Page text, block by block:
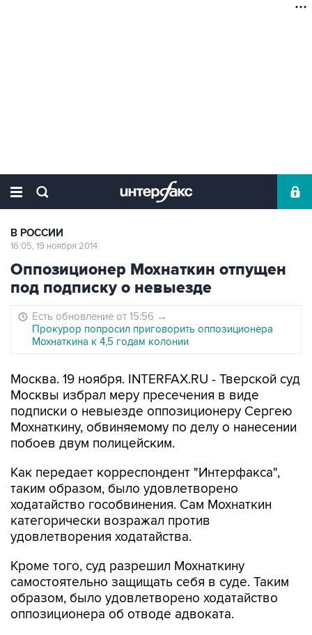
В РОССИИ
16:05, 19 ноября 2014
Оппозиционер Мохнаткин отпущен
под подписку о невыезде
Есть обновление от 15:56 →
Прокурор попросил приговорить оппозиционера
Мохнаткина к 4,5 годам колонии
Москва. 19 ноября. INTERFAX.RU - Тверской суд
Москвы избрал меру пресечения в виде
подписки о невыезде оппозиционеру Сергею
Мохнаткину, обвиняемому по делу о нанесении
побоев двум полицейским.
Как передает корреспондент "Интерфакса",
таким образом, было удовлетворено
ходатайство гособвинения. Сам Мохнаткин
категорически возражал против
удовлетворения ходатайства.
Кроме того, суд разрешил Мохнаткину
самостоятельно защищать себя в суде. Таким
образом, было удовлетворено ходатайство
оппозиционера об отводе адвоката.